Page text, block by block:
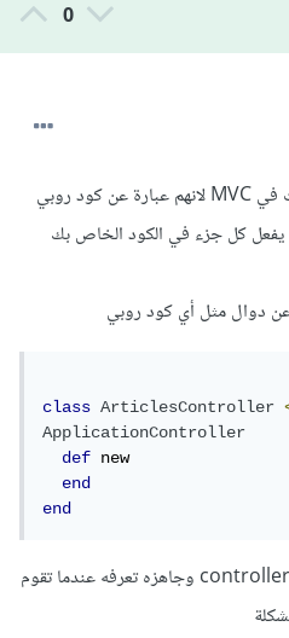
0
مشكلة Rails framework ليست في MVC لانهم عبارة عن كود روبي
يفعل كل جزء في الكود الخاص بك
class ArticlesController
ApplicationController
def new
end
end
و لكن يوجد بعض أشياء خاص ب controller وجاهزه تعرفه عندما تقوم